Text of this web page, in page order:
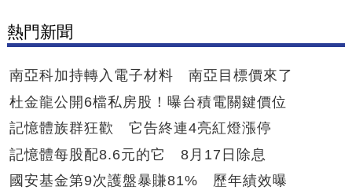
熱門新聞
南亞科加持轉入電子材料 南亞目標價來了
杜金龍公開6檔私房股！曝台積電關鍵價位
記憶體族群狂歡 它告終連4亮紅燈漲停
記憶體每股配8.6元的它 8月17日除息
國安基金第9次護盤暴賺81% 歷年績效曝